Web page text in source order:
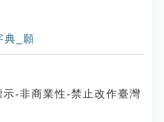
典_願
-非商業性-禁止改作臺灣